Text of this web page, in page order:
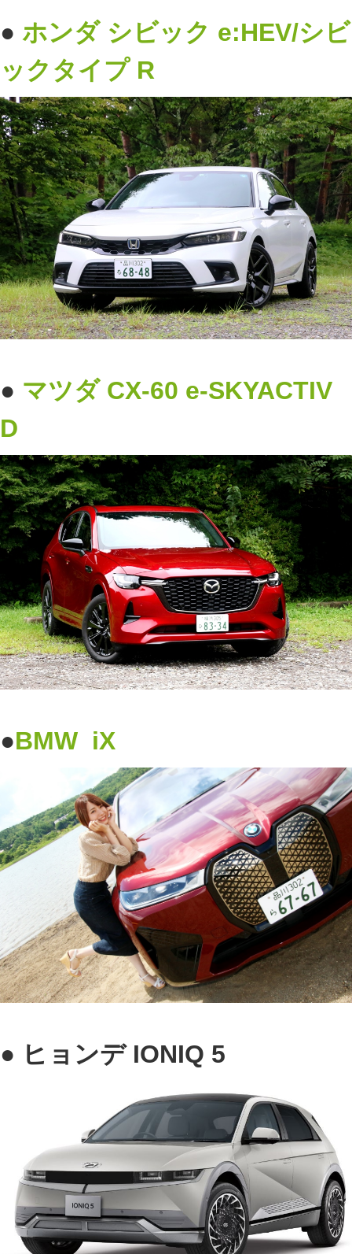
● ホンダ シビック e:HEV/シビ
ックタイプ R
● マツダ CX-60 e-SKYACTIV
D
●BMW iX
● ヒョンデ IONIQ 5